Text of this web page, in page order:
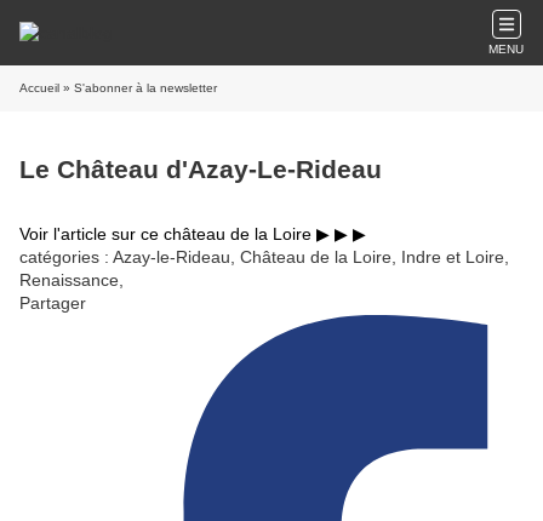
MENU
Accueil » S'abonner à la newsletter
Le Château d'Azay-Le-Rideau
Voir l'article sur ce château de la Loire ▶︎ ▶︎ ▶︎
catégories : Azay-le-Rideau, Château de la Loire, Indre et Loire,
Renaissance,
Partager